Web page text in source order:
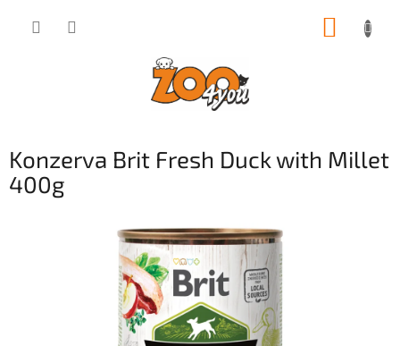
Konzerva Brit Fresh Duck with Millet
400g